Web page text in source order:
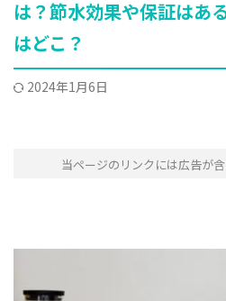
は？節水効果や保証はあ
はどこ？
2024年1月6日
当ページのリンクには広告が